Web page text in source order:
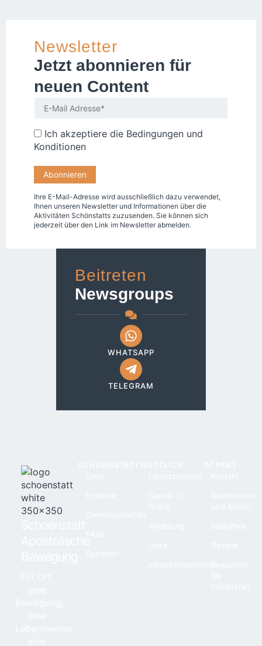
Newsletter
Jetzt abonnieren für
neuen Content
Ich akzeptiere die Bedingungen und
Konditionen
Ihre E-Mail-Adresse wird ausschließlich dazu verwendet,
Ihnen unseren Newsletter und Informationen über die
Aktivitäten Schönstatts zuzusenden. Sie können sich
jederzeit über den Link im Newsletter abmelden.
Beitreten
Newsgroups
WHATSAPP
TELEGRAM